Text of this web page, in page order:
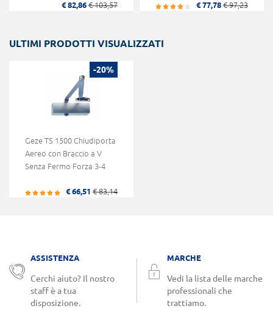
€ 82,86 € 103,57 € 77,78 € 97,23
ULTIMI PRODOTTI VISUALIZZATI
-20%
Geze TS 1500 Chiudiporta
Aereo con Braccio a V
Senza Fermo Forza 3-4
€ 66,51 € 83,14
ASSISTENZA
Cerchi aiuto? Il nostro
staff è a tua
disposizione.
MARCHE
Vedi la lista delle marche
professionali che
trattiamo.